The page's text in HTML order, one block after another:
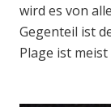
wird es von
Gegenteil ist
Plage ist